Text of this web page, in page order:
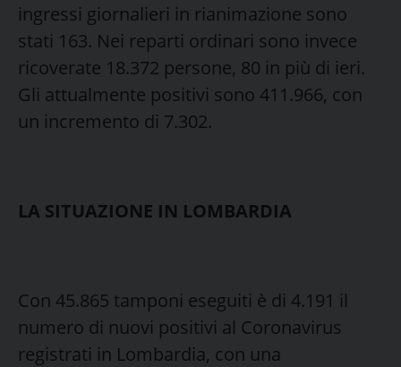
ingressi giornalieri in rianimazione sono
stati 163. Nei reparti ordinari sono invece
ricoverate 18.372 persone, 80 in più di ieri.
Gli attualmente positivi sono 411.966, con
un incremento di 7.302.
LA SITUAZIONE IN LOMBARDIA
Con 45.865 tamponi eseguiti è di 4.191 il
numero di nuovi positivi al Coronavirus
registrati in Lombardia, con una